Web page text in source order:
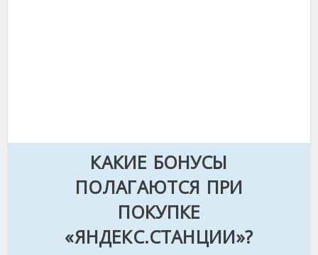
КАКИЕ БОНУСЫ
ПОЛАГАЮТСЯ ПРИ
ПОКУПКЕ
«ЯНДЕКС.СТАНЦИИ»?